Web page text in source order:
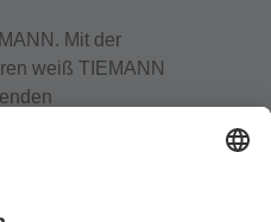
Mit der
weiß TIEMANN
wirklich zählt. Der
Schutzzäune und
führenden
Schutz von